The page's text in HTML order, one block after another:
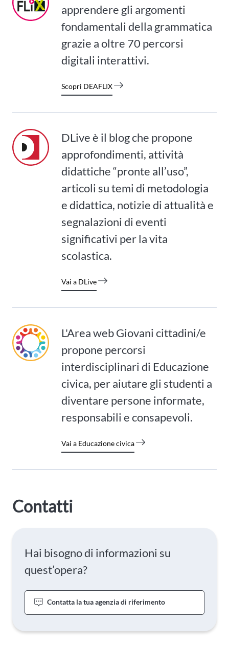
apprendere gli argomenti
fondamentali della grammatica
grazie a oltre 70 percorsi
digitali interattivi.
Scopri DEAFLIX
DLive è il blog che propone
approfondimenti, attività
didattiche “pronte all’uso”,
articoli su temi di metodologia
e didattica, notizie di attualità e
segnalazioni di eventi
significativi per la vita
scolastica.
Vai a DLive
L'Area web Giovani cittadini/e
propone percorsi
interdisciplinari di Educazione
civica, per aiutare gli studenti a
diventare persone informate,
responsabili e consapevoli.
Vai a Educazione civica
Contatti
Hai bisogno di informazioni su
quest’opera?
Contatta la tua agenzia di riferimento